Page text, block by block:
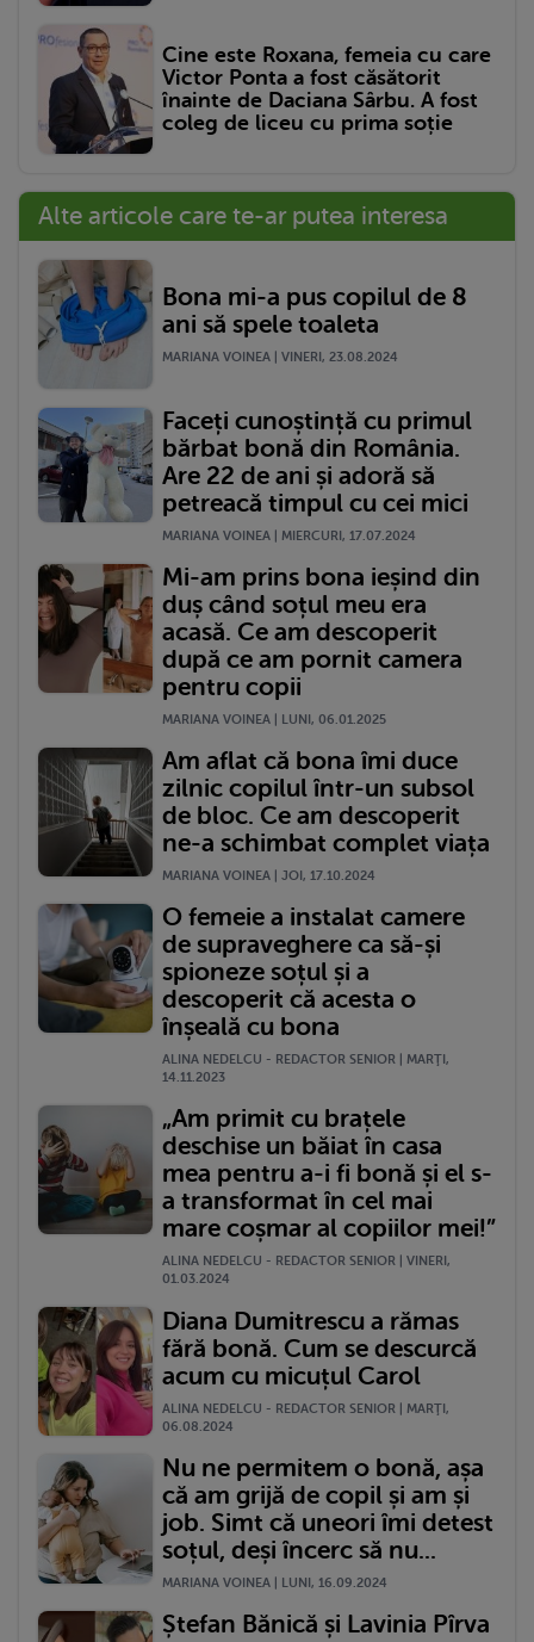
Cine este Roxana, femeia cu care
Victor Ponta a fost căsătorit
înainte de Daciana Sârbu. A fost
coleg de liceu cu prima soție
Alte articole care te-ar putea interesa
Bona mi-a pus copilul de 8
ani să spele toaleta
MARIANA VOINEA | VINERI, 23.08.2024
Faceți cunoștință cu primul
bărbat bonă din România.
Are 22 de ani și adoră să
petreacă timpul cu cei mici
MARIANA VOINEA | MIERCURI, 17.07.2024
Mi-am prins bona ieșind din
duș când soțul meu era
acasă. Ce am descoperit
după ce am pornit camera
pentru copii
MARIANA VOINEA | LUNI, 06.01.2025
Am aflat că bona îmi duce
zilnic copilul într-un subsol
de bloc. Ce am descoperit
ne-a schimbat complet viața
MARIANA VOINEA | JOI, 17.10.2024
O femeie a instalat camere
de supraveghere ca să-și
spioneze soțul și a
descoperit că acesta o
înșeală cu bona
ALINA NEDELCU - REDACTOR SENIOR | MARŢI,
14.11.2023
„Am primit cu brațele
deschise un băiat în casa
mea pentru a-i fi bonă și el s-
a transformat în cel mai
mare coșmar al copiilor mei!”
ALINA NEDELCU - REDACTOR SENIOR | VINERI,
01.03.2024
Diana Dumitrescu a rămas
fără bonă. Cum se descurcă
acum cu micuțul Carol
ALINA NEDELCU - REDACTOR SENIOR | MARŢI,
06.08.2024
Nu ne permitem o bonă, așa
că am grijă de copil și am și
job. Simt că uneori îmi detest
soțul, deși încerc să nu...
MARIANA VOINEA | LUNI, 16.09.2024
Ștefan Bănică și Lavinia Pîrva